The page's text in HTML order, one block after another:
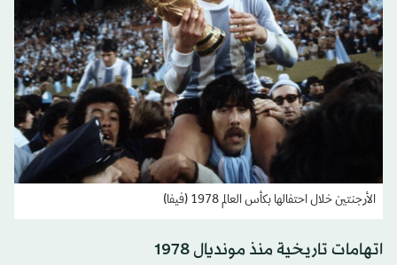
الأرجنتين خلال احتفالها بكأس العالم 1978 (فيفا)
اتهامات تاريخية منذ مونديال 1978